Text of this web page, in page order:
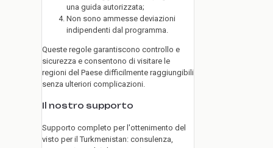
una guida autorizzata;
Non sono ammesse deviazioni
indipendenti dal programma.
Queste regole garantiscono controllo e
sicurezza e consentono di visitare le
regioni del Paese difficilmente raggiungibili
senza ulteriori complicazioni.
Il nostro supporto
Supporto completo per l'ottenimento del
visto per il Turkmenistan: consulenza,